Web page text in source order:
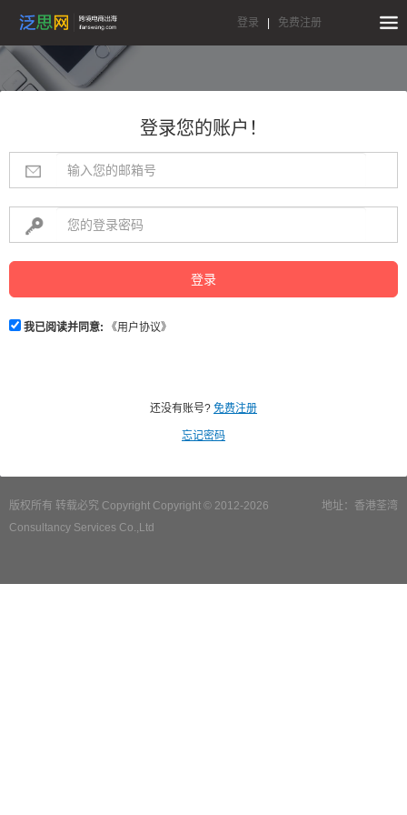
登录 免费注册
登录您的账户！
登录
我已阅读并同意: 《用户协议》
还没有账号? 免费注册
忘记密码
地址：香港荃湾
版权所有 转载必究 Copyright Copyright © 2012-2026
Consultancy Services Co.,Ltd